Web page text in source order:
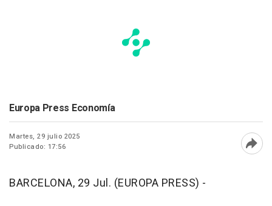
Europa Press Economía
Martes, 29 julio 2025
Publicado: 17:56
BARCELONA, 29 Jul. (EUROPA PRESS) -